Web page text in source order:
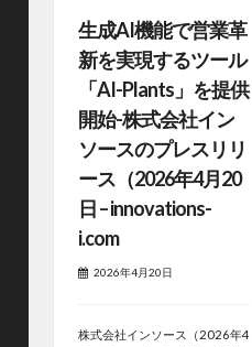
生成AI機能で営業革
新を実現するツール
「AI-Plants」を提供
開始-株式会社イン
ソースのプレスリリ
ース（2026年4月20
日 – innovations-
i.com
2026年4月20日
株式会社インソース（2026年4